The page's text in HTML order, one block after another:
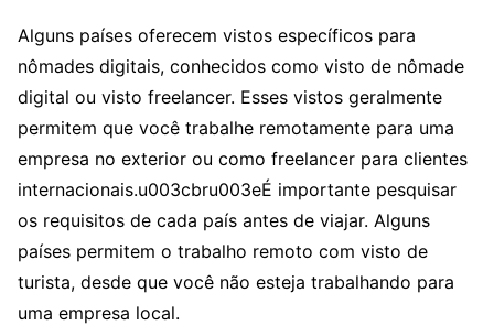
Alguns países oferecem vistos específicos para
nômades digitais, conhecidos como visto de nômade
digital ou visto freelancer. Esses vistos geralmente
permitem que você trabalhe remotamente para uma
empresa no exterior ou como freelancer para clientes
internacionais.u003cbru003eÉ importante pesquisar
os requisitos de cada país antes de viajar. Alguns
países permitem o trabalho remoto com visto de
turista, desde que você não esteja trabalhando para
uma empresa local.